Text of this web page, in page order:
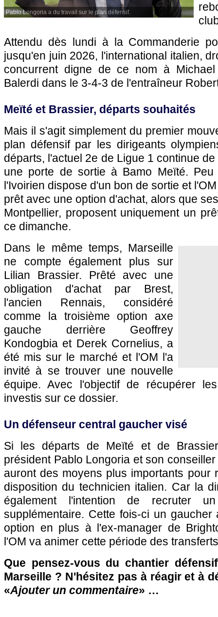
Pablo Longoria a du travail sur le plan défensif.
Attendu dès lundi à la Commanderie
jusqu'en juin 2026, l'international italien,
concurrent digne de ce nom à
Balerdi dans le 3-4-3 de l'entraîneur
Meïté et Brassier, départs souhaités
Mais il s'agit simplement du premier
plan défensif par les dirigeants
départs, l'actuel 2e de Ligue 1 continue
une porte de sortie à Bamo Meïté.
l'Ivoirien dispose d'un bon de sortie et
prêt avec une option d'achat, alors que
Montpellier, proposent uniquement un
ce dimanche.
Dans le même temps, Marseille
ne compte également plus sur
Lilian Brassier. Prêté avec une
obligation d'achat par Brest,
l'ancien Rennais, considéré
comme la troisième option axe
gauche derrière Geoffrey
Kondogbia et Derek Cornelius, a
été mis sur le marché et l'OM l'a
invité à se trouver une nouvelle
équipe. Avec l'objectif de récupérer
investis sur ce dossier.
Un défenseur central gaucher visé
Si les départs de Meïté et de
président Pablo Longoria et son
auront des moyens plus importants pour
disposition du technicien italien. Car la
également l'intention de recruter
supplémentaire. Cette fois-ci un
option en plus à l'ex-manager de
l'OM va animer cette période des
Que pensez-vous du chantier
Marseille ? N'hésitez pas à réagir et à
«Ajouter un commentaire» …